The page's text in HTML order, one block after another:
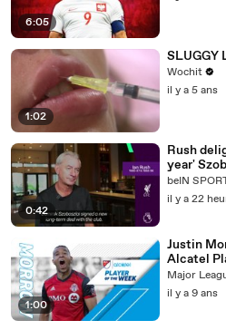
6:05
1:02
SLUGGY
Wochit
il y a 5 ans
0:42
Rush
year'
beIN
il y a 22
1:00
Justin
Alcatel
Major
il y a 9 ans